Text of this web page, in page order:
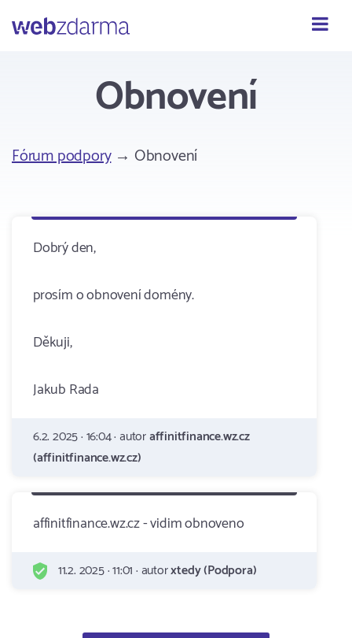
Webzdarma
Obnovení
Fórum podpory→ Obnovení
Dobrý den,
prosím o obnovení domény.
Děkuji,
Jakub Rada
6.2. 2025 · 16:04 · autoraffinitfinance.wz.cz
(affinitfinance.wz.cz)
affinitfinance.wz.cz - vidim obnoveno
11.2. 2025 · 11:01 · autorxtedy (Podpora)